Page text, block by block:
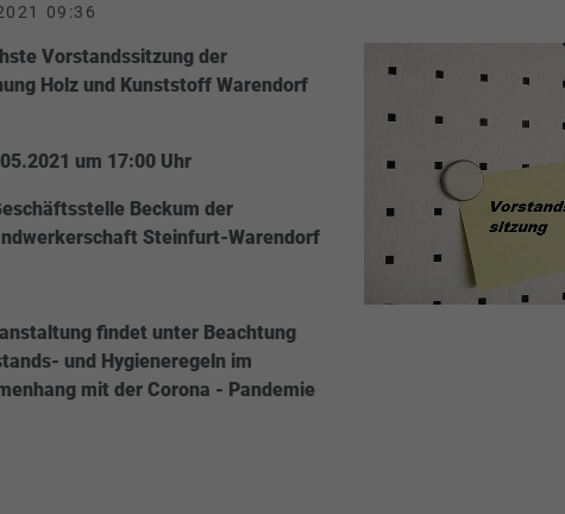
09:36
Vorstandssitzung der
Holz und Kunststoff Warendorf
um 17:00 Uhr
Beckum der
Steinfurt-Warendorf
findet unter Beachtung
und Hygieneregeln im
mit der Corona - Pandemie